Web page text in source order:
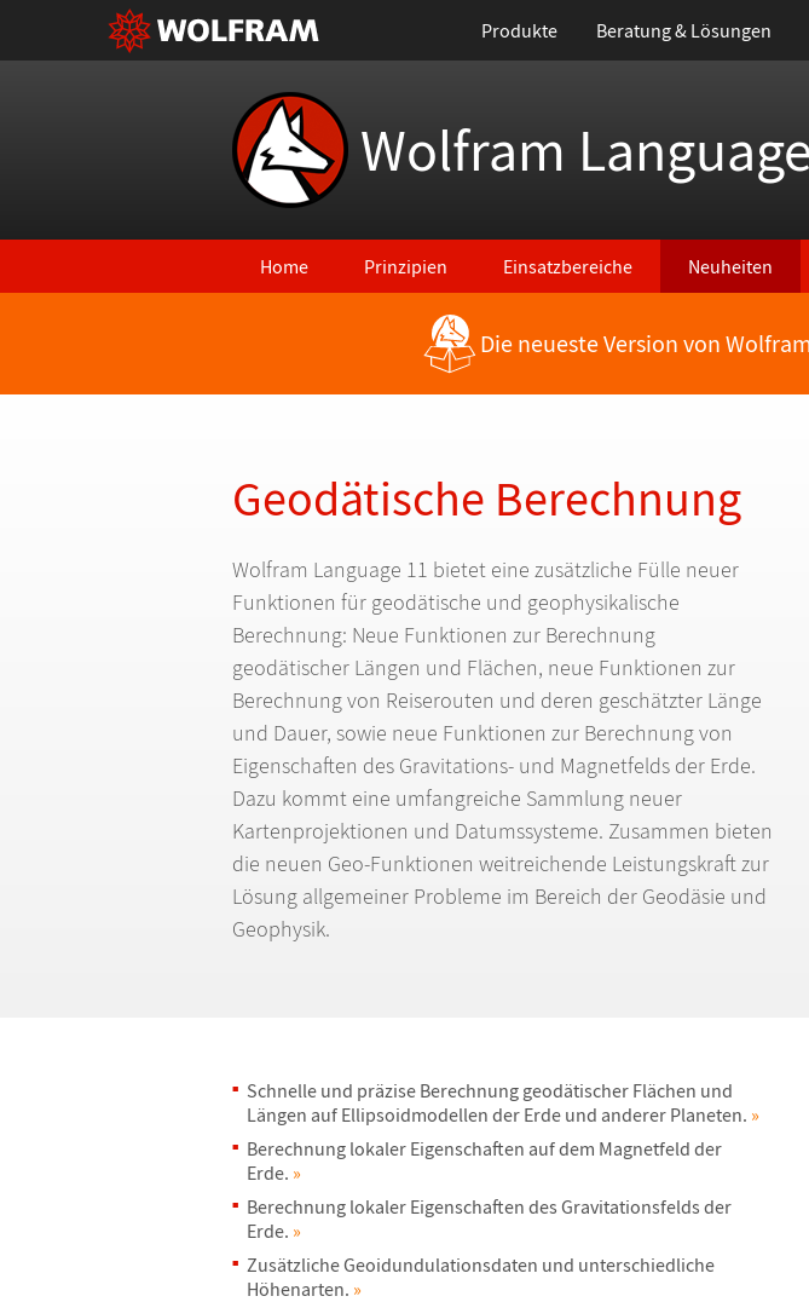
Produkte Beratung & Lösungen
Wolfram Language
Home Prinzipien Einsatzbereiche Neuheiten
Zurück zu den neuesten FeaturesDie neueste Version von
Geodätische Berechnung
Wolfram Language 11 bietet eine zusätzliche Fülle neuer
Funktionen für geodätische und geophysikalische
Berechnung: Neue Funktionen zur Berechnung
geodätischer Längen und Flächen, neue Funktionen zur
Berechnung von Reiserouten und deren geschätzter Länge
und Dauer, sowie neue Funktionen zur Berechnung von
Eigenschaften des Gravitations- und Magnetfelds der Erde.
Dazu kommt eine umfangreiche Sammlung neuer
Kartenprojektionen und Datumssysteme. Zusammen bieten
die neuen Geo-Funktionen weitreichende Leistungskraft zur
Lösung allgemeiner Probleme im Bereich der Geodäsie und
Geophysik.
Schnelle und präzise Berechnung geodätischer Flächen und
Längen auf Ellipsoidmodellen der Erde und anderer Planeten. »
Berechnung lokaler Eigenschaften auf dem Magnetfeld der
Erde. »
Berechnung lokaler Eigenschaften des Gravitationsfelds der
Erde. »
Zusätzliche Geoidundulationsdaten und unterschiedliche
Höhenarten. »